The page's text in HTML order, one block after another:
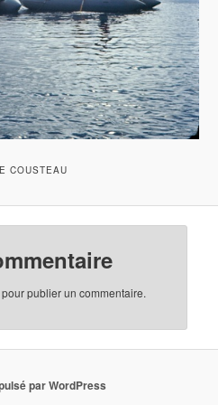
COUSTEAU
pour publier un commentaire.
par WordPress